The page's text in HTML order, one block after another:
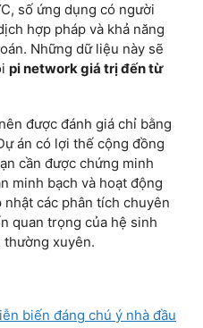
số ứng dụng có người
hợp pháp và khả năng
Những dữ liệu này sẽ
pi network giá trị đến từ
được đánh giá chỉ bằng
án có lợi thế cộng đồng
cần được chứng minh
minh bạch và hoạt động
các phân tích chuyên
quan trọng của hệ sinh
thường xuyên.
biến đáng chú ý nhà đầu